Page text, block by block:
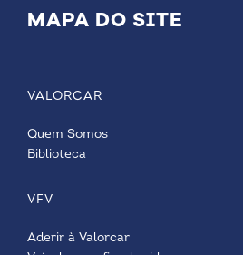
MAPA DO SITE
VALORCAR
Quem Somos
Biblioteca
VFV
Aderir à Valorcar